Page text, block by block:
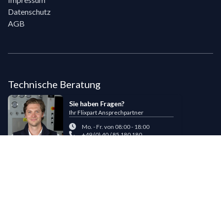
Datenschutz
AGB
Technische Beratung
Sie haben Fragen?
Ihr Flixpart Ansprechpartner
Mo. - Fr. von 08:00 - 18:00
+49 (0) 40 / 85 180 180